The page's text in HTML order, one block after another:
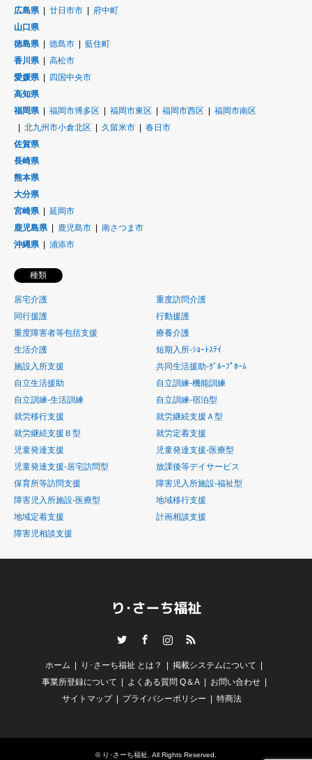
広島県
廿日市市
府中町
山口県
徳島県
徳島市
藍住町
香川県
高松市
愛媛県
四国中央市
高知県
福岡県
福岡市博多区 福岡市東区 福岡市西区
福岡市南区
北九州市小倉北区
久留米市
春日市
佐賀県
長崎県
熊本県
大分県
宮崎県
延岡市
鹿児島県
鹿児島市
南さつま市
沖縄県
浦添市
種類
居宅介護
重度訪問介護
同行援護
行動援護
重度障害者等包括支援
療養介護
生活介護
短期入所-ｼｮｰﾄｽﾃｲ
施設入所支援
共同生活援助-ｸﾞﾙｰﾌﾟﾎｰﾑ
自立生活援助
自立訓練-機能訓練
自立訓練-生活訓練
自立訓練-宿泊型
就労移行支援
就労継続支援Ａ型
就労継続支援Ｂ型
就労定着支援
児童発達支援
児童発達支援-医療型
児童発達支援-居宅訪問型
放課後等デイサービス
保育所等訪問支援
障害児入所施設-福祉型
障害児入所施設-医療型
地域移行支援
地域定着支援
計画相談支援
障害児相談支援
RSS
ホーム り･さーち福祉 とは？
掲載システムについて
事業所登録について
よくある質問 Q＆A
お問い合わせ
サイトマップ
プライバシーポリシー 特商法
© り･さーち福祉. All Rights Reserved.